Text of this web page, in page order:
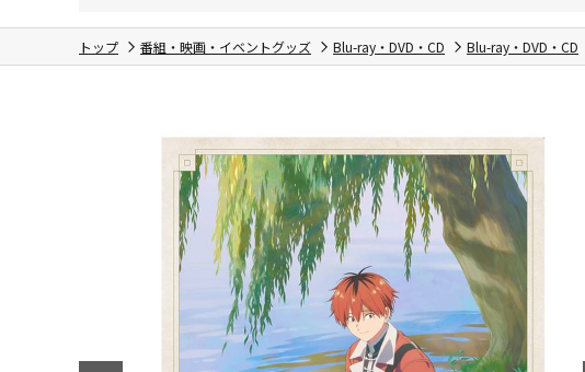
トップ 番組・映画・イベントグッズ Blu-ray・DVD・CD Blu-ray・DVD・CD